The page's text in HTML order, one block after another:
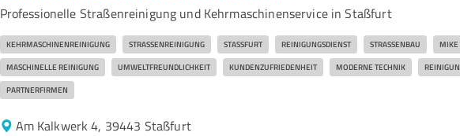
Professionelle Straßenreinigung und Kehrmaschinenservice in Staßfurt
KEHRMASCHINENREINIGUNG STRASSENREINIGUNG STASSFURT REINIGUNGSDIENST STRASSENBAU MIKE
MASCHINELLE REINIGUNG UMWELTFREUNDLICHKEIT KUNDENZUFRIEDENHEIT MODERNE TECHNIK
PARTNERFIRMEN
Am Kalkwerk 4, 39443 Staßfurt